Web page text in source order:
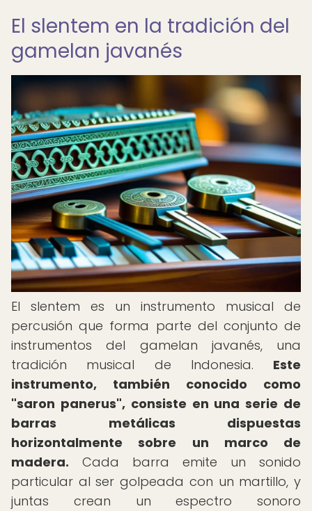
El slentem en la tradición del
gamelan javanés
El slentem es un instrumento musical de
percusión que forma parte del conjunto de
instrumentos del gamelan javanés, una
tradición musical de Indonesia. Este
instrumento, también conocido como
"saron panerus", consiste en una serie de
barras metálicas dispuestas
horizontalmente sobre un marco de
madera. Cada barra emite un sonido
particular al ser golpeada con un martillo, y
juntas crean un espectro sonoro